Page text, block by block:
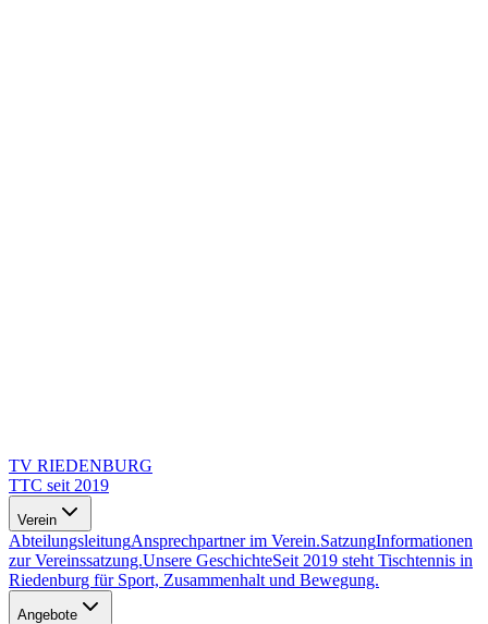
TV RIEDENBURG
TTC seit 2019
Verein
AbteilungsleitungAnsprechpartner im Verein.SatzungInformationen
zur Vereinssatzung.Unsere GeschichteSeit 2019 steht Tischtennis in
Riedenburg für Sport, Zusammenhalt und Bewegung.
Angebote